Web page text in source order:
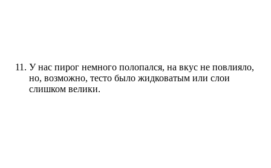
У нас пирог немного полопался, на вкус не повлияло,
но, возможно, тесто было жидковатым или слои
слишком велики.